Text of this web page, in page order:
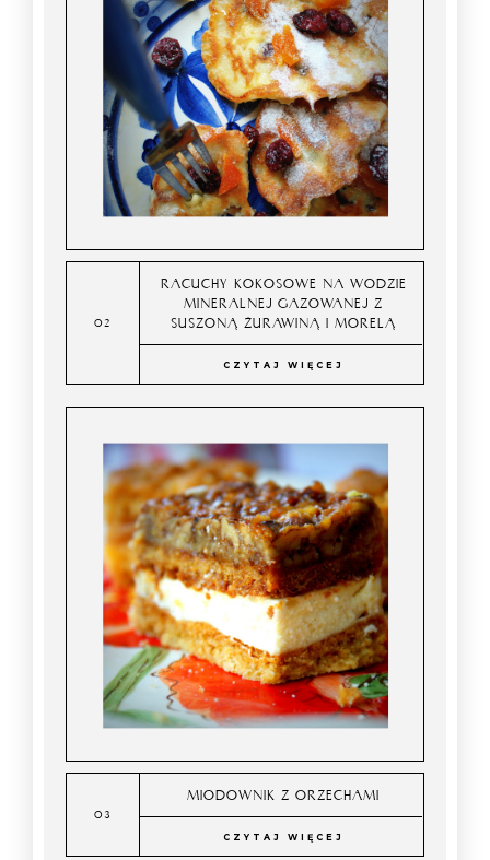
RACUCHY KOKOSOWE NA WODZIE
MINERALNEJ GAZOWANEJ Z
SUSZONĄ ŻURAWINĄ I MORELĄ
CZYTAJ WIĘCEJ
MIODOWNIK Z ORZECHAMI
CZYTAJ WIĘCEJ